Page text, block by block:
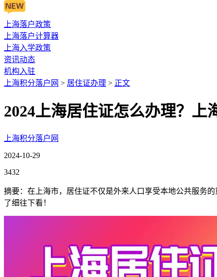
上海落户政策
上海落户计算器
上海入学政策
资讯动态
机构入驻
上海积分落户网 > 居住证办理 > 正文
2024上海居住证怎么办理？上
上海积分落户网
2024-10-29
3432
摘要：在上海市，居住证不仅是外来人口享受本地公共服务
了细往下看！